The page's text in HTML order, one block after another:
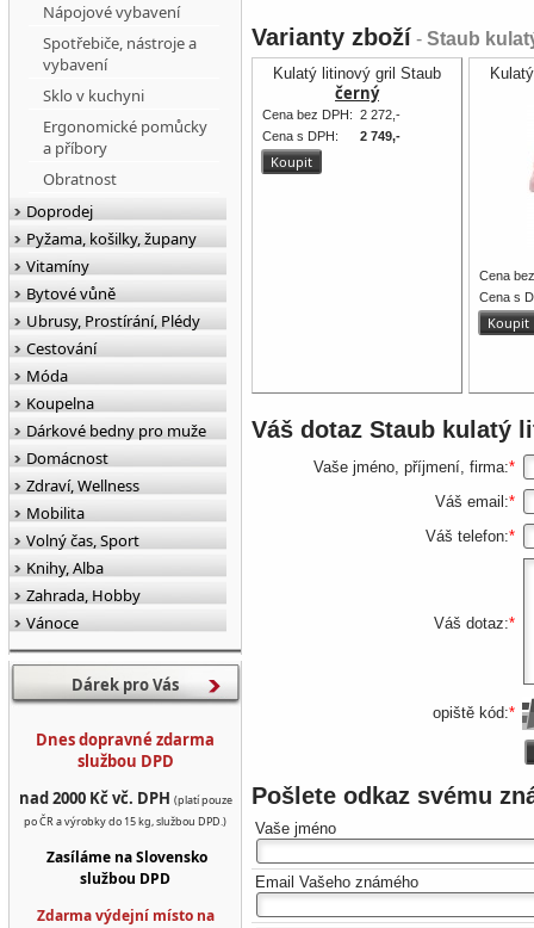
Varianty zboží - Staub
Kulatý litinový gril Staub
černý
Cena bez DPH: 2 272,-
Cena s DPH:
2 749,-
Cena
Cena s
Váš dotaz Staub kulatý
Vaše jméno, příjmení, firma:*
Váš email:*
Váš telefon:*
Váš dotaz:*
opiště kód:*
Pošlete odkaz svému
Vaše jméno
Email Vašeho známého
Nápojové vybavení
Spotřebiče, nástroje a
vybavení
Sklo v kuchyni
Ergonomické pomůcky
a příbory
Obratnost
Doprodej
Pyžama, košilky, župany
Vitamíny
Bytové vůně
Ubrusy, Prostírání, Plédy
Cestování
Móda
Koupelna
Dárkové bedny pro muže
Domácnost
Zdraví, Wellness
Mobilita
Volný čas, Sport
Knihy, Alba
Zahrada, Hobby
Vánoce
Dárek pro Vás
Dnes dopravné zdarma
službou DPD
nad 2000 Kč vč. DPH (platí pouze
po ČR a výrobky do 15 kg, službou DPD.)
Zasíláme na Slovensko
službou DPD
Zdarma výdejní místo na